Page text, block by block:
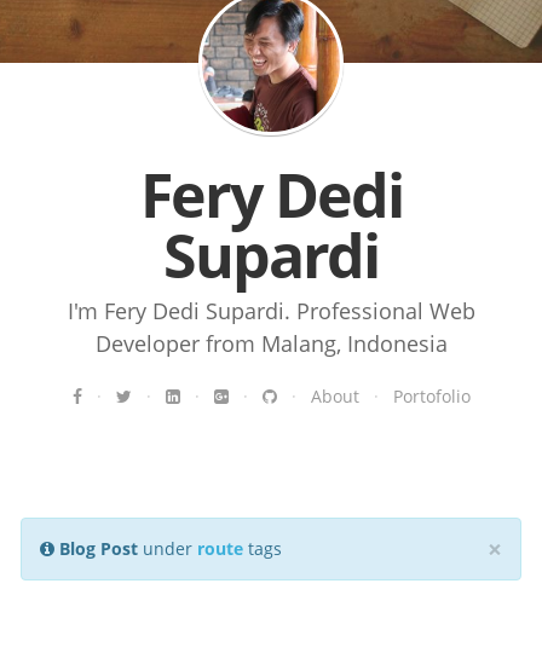
Fery Dedi
Supardi
I'm Fery Dedi Supardi. Professional Web
Developer from Malang, Indonesia
· · · · · About· Portofolio
×
Blog Post under route tags